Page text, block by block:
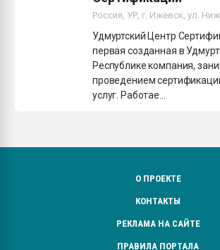
Россия, УР, г. Ижевск, ул.
Удмуртский Центр
первая созданная в
Республике компания,
проведением
услуг. Работае...
О ПРОЕКТЕ
КОНТАКТЫ
РЕКЛАМА НА САЙТЕ
ПРАВИЛА ПОРТАЛА